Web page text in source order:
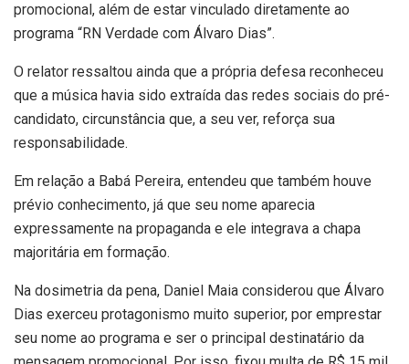
promocional, além de estar vinculado diretamente ao
programa “RN Verdade com Álvaro Dias”.
O relator ressaltou ainda que a própria defesa reconheceu
que a música havia sido extraída das redes sociais do pré-
candidato, circunstância que, a seu ver, reforça sua
responsabilidade.
Em relação a Babá Pereira, entendeu que também houve
prévio conhecimento, já que seu nome aparecia
expressamente na propaganda e ele integrava a chapa
majoritária em formação.
Na dosimetria da pena, Daniel Maia considerou que Álvaro
Dias exerceu protagonismo muito superior, por emprestar
seu nome ao programa e ser o principal destinatário da